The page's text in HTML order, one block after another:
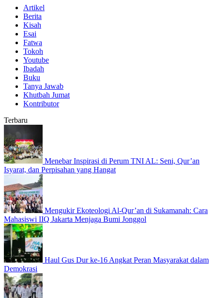
Artikel
Berita
Kisah
Esai
Fatwa
Tokoh
Youtube
Ibadah
Buku
Tanya Jawab
Khutbah Jumat
Kontributor
Terbaru
Menebar Inspirasi di Perum TNI AL: Seni, Qur’an
Isyarat, dan Perpisahan yang Hangat
Mengukir Ekoteologi Al-Qur’an di Sukamanah: Cara
Mahasiswi IIQ Jakarta Menjaga Bumi Jonggol
Haul Gus Dur ke-16 Angkat Peran Masyarakat dalam
Demokrasi